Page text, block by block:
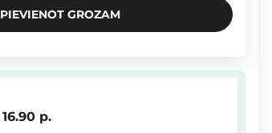
PIEVIENOT GROZAM
16.90 p.